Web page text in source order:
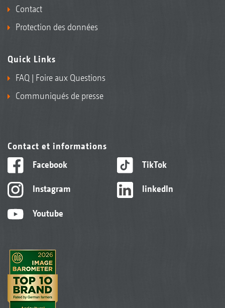
Contact
Protection des données
Quick Links
FAQ | Foire aux Questions
Communiqués de presse
Contact et informations
Facebook
Instagram
Youtube
TikTok
linkedIn